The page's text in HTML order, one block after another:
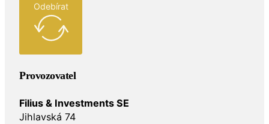
Odebírat
Provozovatel
Filius & Investments SE
Jihlavská 74